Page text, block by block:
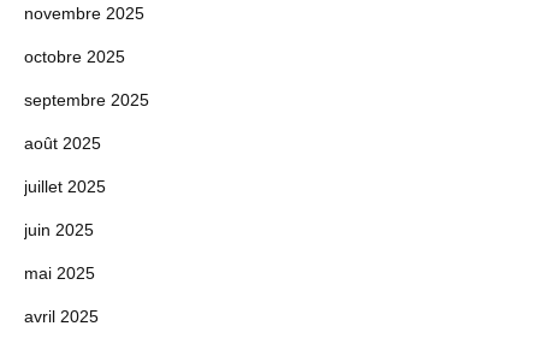
novembre 2025
octobre 2025
septembre 2025
août 2025
juillet 2025
juin 2025
mai 2025
avril 2025